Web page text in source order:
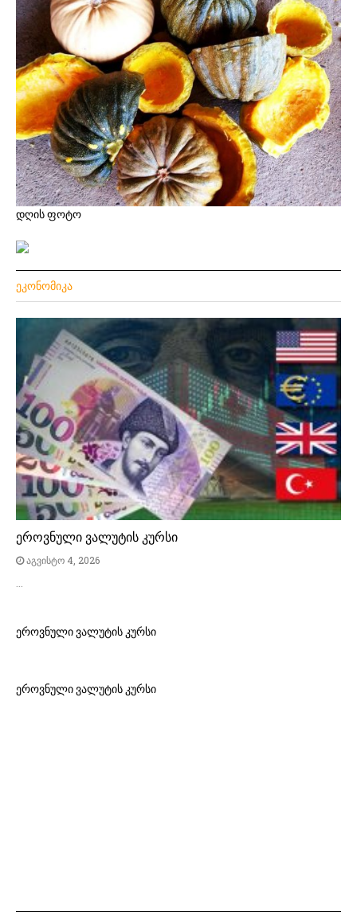
დღის ფოტო
ᲔᲙᲝᲜᲝᲛᲘᲙᲐ
ეროვნული ვალუტის კურსი
აგვისტო 4, 2026
ეროვნული ვალუტის კურსი
ეროვნული ვალუტის კურსი